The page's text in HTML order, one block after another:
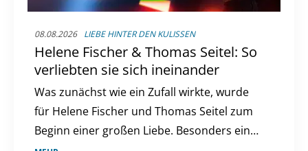
08.08.2026 LIEBE HINTER DEN KULISSEN
Helene Fischer & Thomas Seitel: So
verliebten sie sich ineinander
Was zunächst wie ein Zufall wirkte, wurde
für Helene Fischer und Thomas Seitel zum
Beginn einer großen Liebe. Besonders ein